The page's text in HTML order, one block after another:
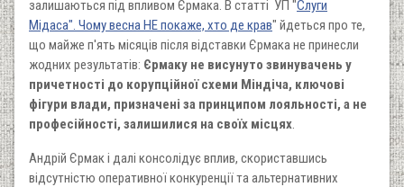
залишаються під впливом Єрмака. В статті УП "Слуги
Мідаса". Чому весна НЕ покаже, хто де крав" йдеться про те,
що майже п'ять місяців після відставки Єрмака не принесли
жодних результатів: Єрмаку не висунуто звинувачень у
причетності до корупційної схеми Міндіча, ключові
фігури влади, призначені за принципом лояльності, а не
професійності, залишилися на своїх місцях.
Андрій Єрмак і далі консолідує вплив, скориставшись
відсутністю оперативної конкуренції та альтернативних